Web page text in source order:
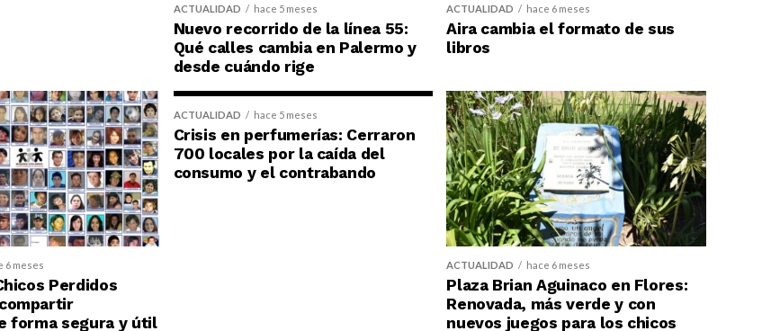
ACTUALIDAD hace 5 meses
Nuevo recorrido de la línea 55:
Qué calles cambia en Palermo y
desde cuándo rige
ACTUALIDAD hace 6 meses
Aira cambia el formato de sus
libros
6 meses
Perdidos
forma segura y útil
ACTUALIDAD hace 5 meses
Crisis en perfumerías: Cerraron
700 locales por la caída del
consumo y el contrabando
ACTUALIDAD hace 6 meses
Plaza Brian Aguinaco en Flores:
Renovada, más verde y con
nuevos juegos para los chicos